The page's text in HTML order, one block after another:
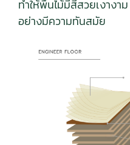
ทำให้พื้นไม้มีสีสวยเงาง
อย่างมีความทันสมัย